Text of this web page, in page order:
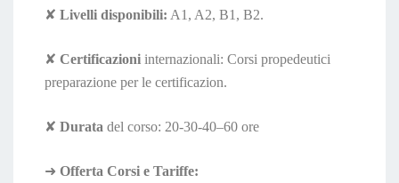
✘ Livelli disponibili: A1, A2, B1, B2.
✘ Certificazioni internazionali: Corsi propedeutici
preparazione per le certificazion.
✘ Durata del corso: 20-30-40–60 ore
➜ Offerta Corsi e Tariffe: